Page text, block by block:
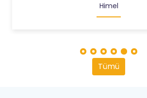
ENTES Elektronik
Tümü